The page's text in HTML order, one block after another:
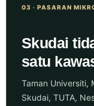
03 · PASARAN
Skudai
satu
Taman Universiti,
Skudai, TUTA,